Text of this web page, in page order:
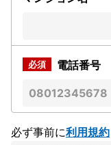
電話番号
必ず事前に利用規約